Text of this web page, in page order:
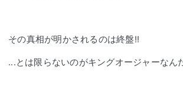
その真相が明かされるのは終盤!!
...とは限らないのがキングオージャーなん